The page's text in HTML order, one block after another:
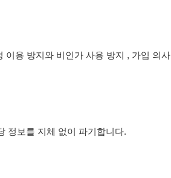
이용 방지와 비인가 사용 방지 , 가입 의사
정보를 지체 없이 파기합니다.